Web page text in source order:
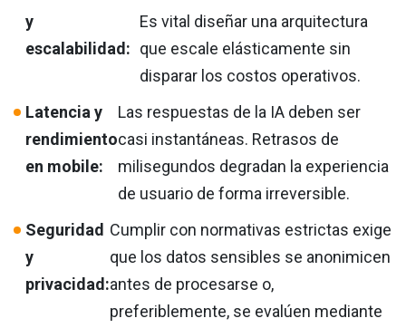
y
escalabilidad:
Es vital diseñar una arquitectura
que escale elásticamente sin
disparar los costos operativos.
Latencia y
rendimiento
en mobile:
Las respuestas de la IA deben ser
casi instantáneas. Retrasos de
milisegundos degradan la experiencia
de usuario de forma irreversible.
Seguridad
y
privacidad:
Cumplir con normativas estrictas exige
que los datos sensibles se anonimicen
antes de procesarse o,
preferiblemente, se evalúen mediante